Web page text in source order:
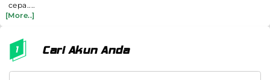
cepa....
[More..]
Cari Akun Anda